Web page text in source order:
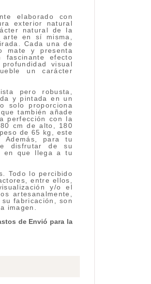
elaborado con
exterior natural
natural de la
en sí misma,
Cada una de
mate y presenta
fascinante efecto
visual
un carácter
pero robusta,
y pintada en un
solo proporciona
también añade
perfección con la
cm de alto, 180
de 65 kg, este
Además, para tu
disfrutar de su
en que llega a tu
Todo lo percibido
entre ellos,
y/o el
artesanalmente,
fabricación, son
imagen.
de Envió para la